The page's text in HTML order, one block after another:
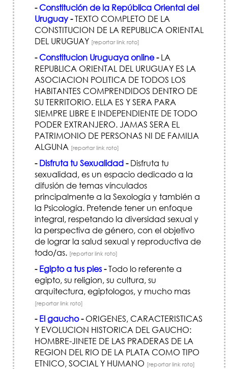
-Constitución de la República Oriental del
Uruguay-TEXTO COMPLETO DE LA
CONSTITUCION DE LA REPUBLICA ORIENTAL
DEL URUGUAY [reportar link roto]
-Constitucion Uruguaya online-LA
REPUBLICA ORIENTAL DEL URUGUAY ES LA
ASOCIACION POLITICA DE TODOS LOS
HABITANTES COMPRENDIDOS DENTRO DE
SU TERRITORIO. ELLA ES Y SERA PARA
SIEMPRE LIBRE E INDEPENDIENTE DE TODO
PODER EXTRANJERO. JAMAS SERA EL
PATRIMONIO DE PERSONAS NI DE FAMILIA
ALGUNA [reportar link roto]
- Disfruta tu Sexualidad-Disfruta tu
sexualidad, es un espacio dedicado a la
difusión de temas vínculados
principalmente a la Sexología y también a
la Psicología. Pretende tener un enfoque
integral, respetando la diversidad sexual y
la perspectiva de género, con el objetivo
de lograr la salud sexual y reproductiva de
todo/as. [reportar link roto]
- Egipto a tus pies-Todo lo referente a
egipto, su religion, su cultura, su
arquitectura, egiptologos, y mucho mas
[reportar link roto]
- El gaucho-ORIGENES, CARACTERISTICAS
Y EVOLUCION HISTORICA DEL GAUCHO:
HOMBRE-JINETE DE LAS PRADERAS DE LA
REGION DEL RIO DE LA PLATA COMO TIPO
ETNICO, SOCIAL Y HUMANO [reportar link roto]